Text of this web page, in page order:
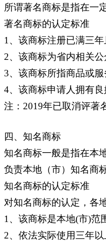
所谓著名商标是指在一
著名商标的认定标准
1、该商标注册已满三
2、该商标为省内相关
3、该商标所指商品或
4、该商标申请人拥有
注：2019年已取消评著
四、知名商标
知名商标一般是指在本
负责本地（市）知名商
知名商标的认定标准
对知名商标的认定，各
1、该商标是本地(市)范
2、依法实际使用三年以